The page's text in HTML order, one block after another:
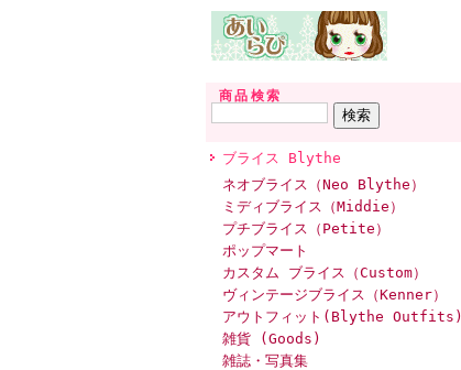
商品検索
ブライス Blythe
ネオブライス（Neo Blythe）
ミディブライス（Middie）
プチブライス（Petite）
ポップマート
カスタム ブライス（Custom）
ヴィンテージブライス（Kenner）
アウトフィット(Blythe Outfits)
雑貨 (Goods)
雑誌・写真集